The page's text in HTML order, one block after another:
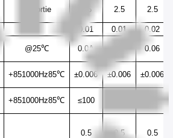
sortie 2.5 2.5 2.5
0.01 0.01
0.02
@25℃ 0.0A 0.06
+851000Hz85℃ ±0.006 ±0.006 ±0.006
+851000Hz85℃ ≤100
0.5 0.5 0.5